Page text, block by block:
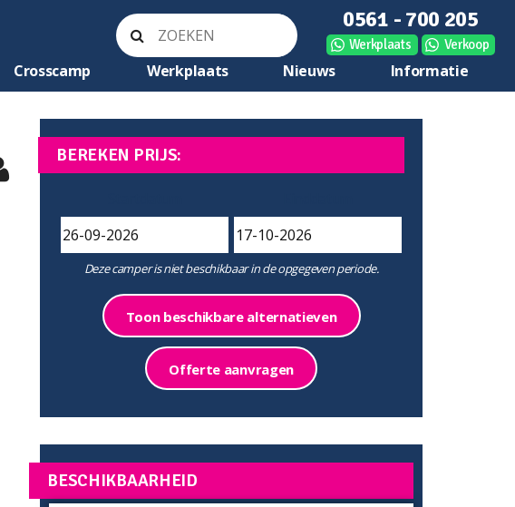
0561 - 700 205
Werkplaats Verkoop
Crosscamp Werkplaats Nieuws Informatie
BEREKEN PRIJS:
Deze camper is niet beschikbaar in de opgegeven periode.
Toon beschikbare alternatieven
Offerte aanvragen
BESCHIKBAARHEID